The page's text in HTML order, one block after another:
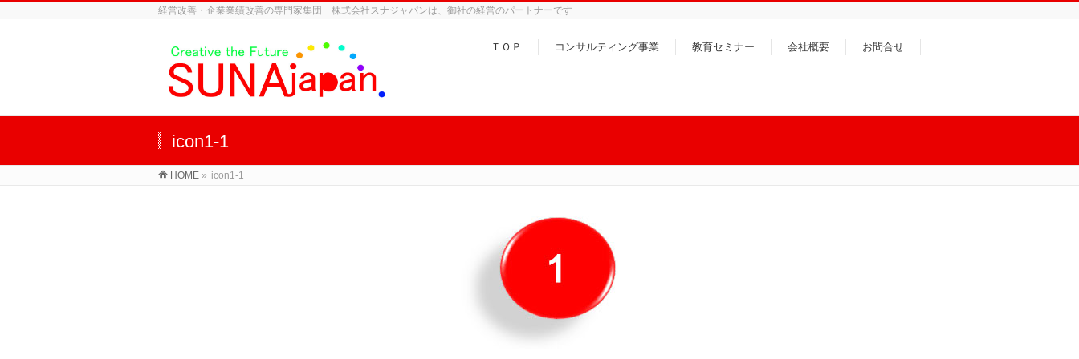
経営改善・企業業績改善の専門家集団 株式会社スナジャパンは、御社の経営のパートナーです
ＴＯＰ コンサルティング事業 教育セミナー 会社概要 お問合せ
icon1-1
HOME » icon1-1